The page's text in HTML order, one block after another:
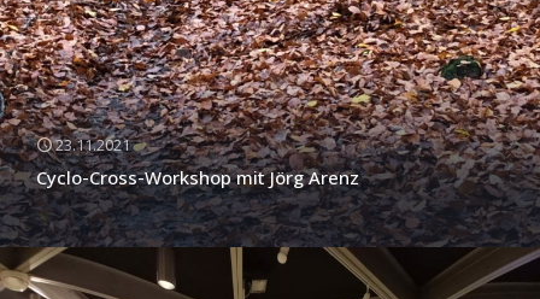
23.11.2021
Cyclo-Cross-Workshop mit Jörg Arenz